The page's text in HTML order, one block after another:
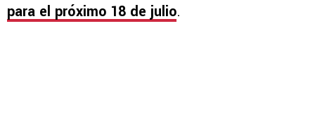
para el próximo 18 de julio.